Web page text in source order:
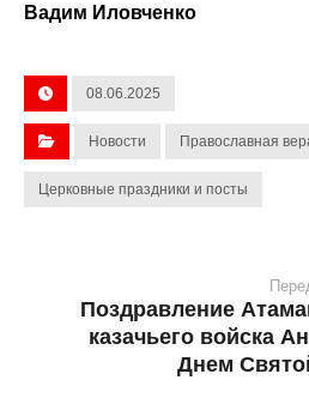
Вадим Иловченко
08.06.2025
Новости Православная
Церковные праздники и посты
Поздравление
казачьего войска
Днем